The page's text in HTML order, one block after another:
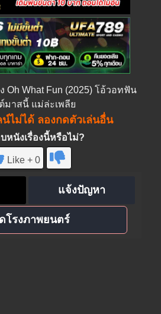
ง Oh What Fun (2025) โอ้วอทฟัน
มาสนี้ แม่ล่ะเพลีย
ไม่ได้ ลองกดตัวเล่นอื่น
หนังเรื่องนี้หรือไม่?
Like + 0
แจ้งปัญหา
โรงภาพยนตร์